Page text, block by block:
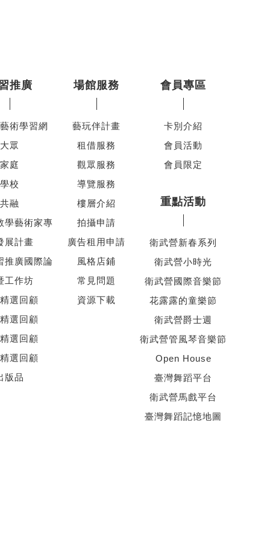
推廣
術學習網
大眾
家庭
學校
共融
學藝術家專
展計畫
推廣國際論
工作坊
選回顧
選回顧
選回顧
選回顧
版品
場館服務
藝玩伴計畫
租借服務
觀眾服務
導覽服務
樓層介紹
拍攝申請
廣告租用申請
風格店鋪
常見問題
資源下載
會員專區
卡別介紹
會員活動
會員限定
重點活動
衛武營新春系列
衛武營小時光
衛武營國際音樂節
花露露的童樂節
衛武營爵士週
衛武營管風琴音樂節
Open House
臺灣舞蹈平台
衛武營馬戲平台
臺灣舞蹈記憶地圖